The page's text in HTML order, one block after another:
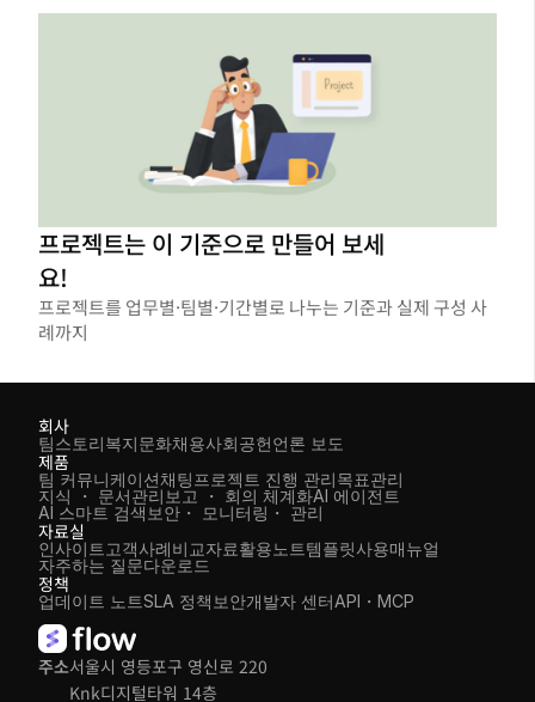
프로젝트는 이 기준으로 만들어 보세
요!
프로젝트를 업무별·팀별·기간별로 나누는 기준과 실제 구성 사
례까지
주소서울시 영등포구 영신로 220
Knk디지털타워 14층
회사
팀스토리복지문화채용사회공헌언론 보도
제품
팀 커뮤니케이션채팅 프로젝트 진행 관리목표관리
지식 ・ 문서관리 보고 ・ 회의 체계화
AI 스마트 검색
AI 에이전트
보안・ 모니터링・ 관리
자료실
인사이트 고객사례비교자료활용노트템플릿사용매뉴얼
자주하는 질문다운로드
정책
업데이트 노트SLA 정책 보안개발자 센터API・MCP